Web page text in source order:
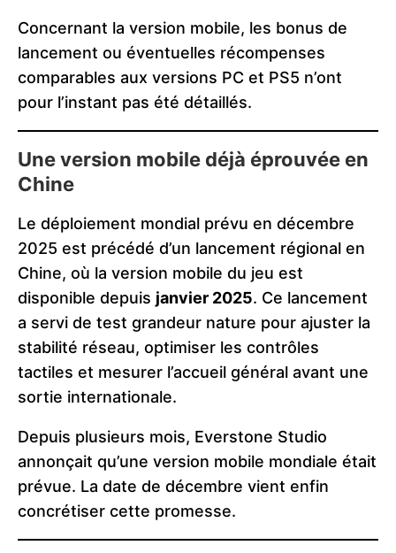
Concernant la version mobile, les bonus de
lancement ou éventuelles récompenses
comparables aux versions PC et PS5 n’ont
pour l’instant pas été détaillés.
Une version mobile déjà éprouvée en
Chine
Le déploiement mondial prévu en décembre
2025 est précédé d’un lancement régional en
Chine, où la version mobile du jeu est
disponible depuis janvier 2025. Ce lancement
a servi de test grandeur nature pour ajuster la
stabilité réseau, optimiser les contrôles
tactiles et mesurer l’accueil général avant une
sortie internationale.
Depuis plusieurs mois, Everstone Studio
annonçait qu’une version mobile mondiale était
prévue. La date de décembre vient enfin
concrétiser cette promesse.